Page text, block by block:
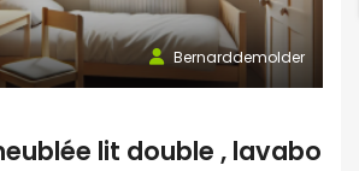
Bernarddemolder
lit double , lavabo